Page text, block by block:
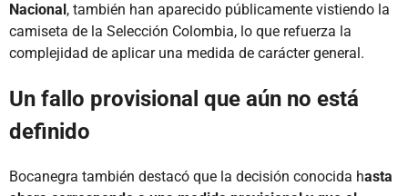
Nacional , también han aparecido públicamente vistiendo la
camiseta de la Selección Colombia, lo que refuerza la
complejidad de aplicar una medida de carácter general.
Un fallo provisional que aún no está
definido
Bocanegra también destacó que la decisión conocida hasta